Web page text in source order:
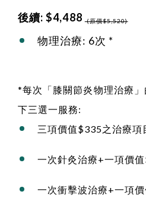
後續: $4,488 (原價$5,520)
物理治療: 6次 *
*每次「膝關節炎物理治療
下三選一服務:
三項價值$335之治療項
一次針灸治療+一項價
一次衝擊波治療+一項